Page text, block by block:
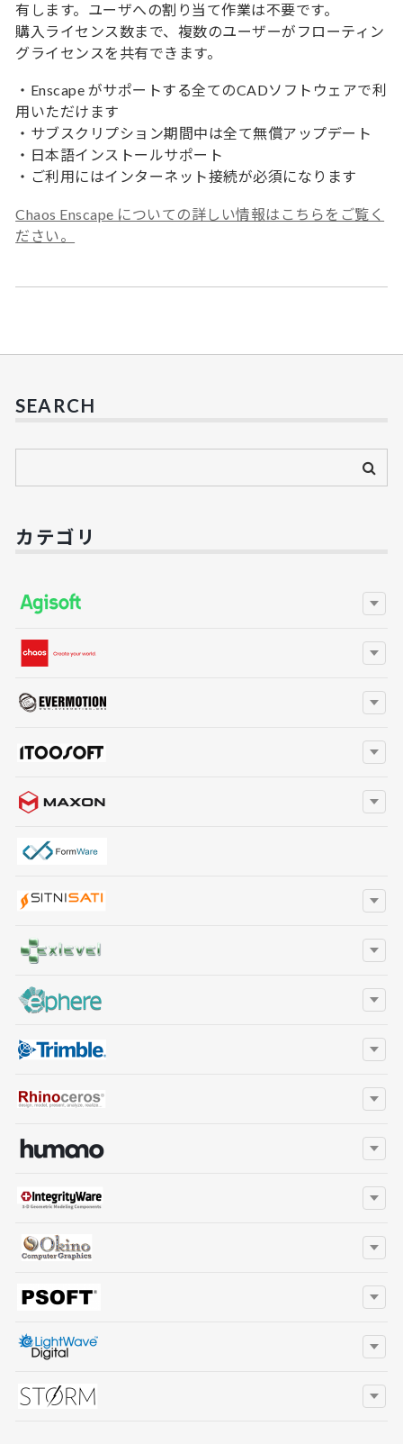
有します。ユーザへの割り当て作業は不要です。
購入ライセンス数まで、複数のユーザーがフローティン
グライセンスを共有できます。
・Enscape がサポートする全てのCADソフトウェアで利
用いただけます
・サブスクリプション期間中は全て無償アップデート
・日本語インストールサポート
・ご利用にはインターネット接続が必須になります
Chaos Enscape についての詳しい情報はこちらをご覧く
ださい。
SEARCH
カテゴリ